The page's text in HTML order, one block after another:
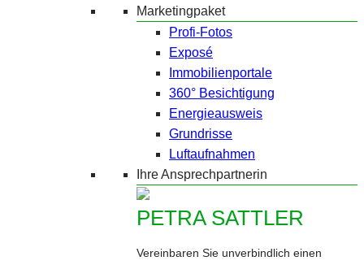
Marketingpaket
Profi-Fotos
Exposé
Immobilienportale
360° Besichtigung
Energieausweis
Grundrisse
Luftaufnahmen
Ihre Ansprechpartnerin
PETRA SATTLER
Vereinbaren Sie unverbindlich einen